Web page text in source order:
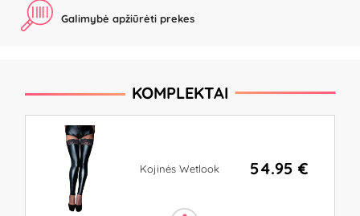
Galimybė apžiūrėti prekes
KOMPLEKTAI
Kojinės Wetlook 54.95 €